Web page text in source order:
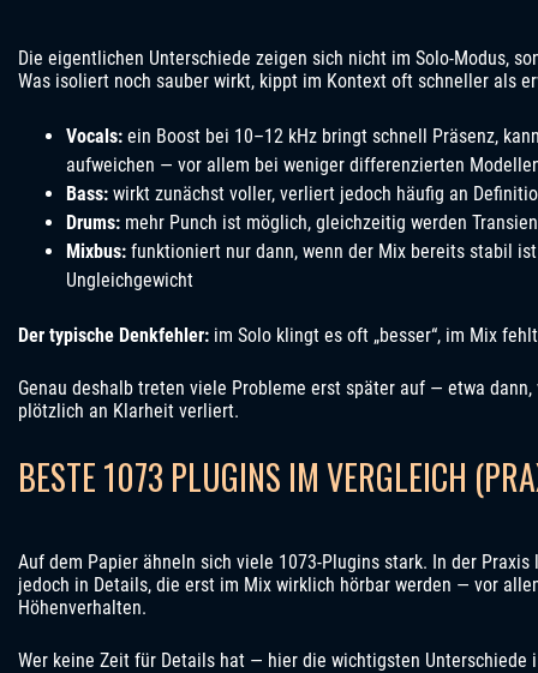
Die eigentlichen Unterschiede zeigen sich nicht im Solo-Modus,
Was isoliert noch sauber wirkt, kippt im Kontext oft schneller als
Vocals: ein Boost bei 10–12 kHz bringt schnell Präsenz,
aufweichen — vor allem bei weniger differenzierten
Bass: wirkt zunächst voller, verliert jedoch häufig an
Drums: mehr Punch ist möglich, gleichzeitig werden
Mixbus: funktioniert nur dann, wenn der Mix bereits stabil
Ungleichgewicht
Der typische Denkfehler: im Solo klingt es oft „besser“, im Mix
Genau deshalb treten viele Probleme erst später auf — etwa
plötzlich an Klarheit verliert.
BESTE 1073 PLUGINS IM VERGLEICH
Auf dem Papier ähneln sich viele 1073-Plugins stark. In der
jedoch in Details, die erst im Mix wirklich hörbar werden — vor
Höhenverhalten.
Wer keine Zeit für Details hat — hier die wichtigsten Unterschiede